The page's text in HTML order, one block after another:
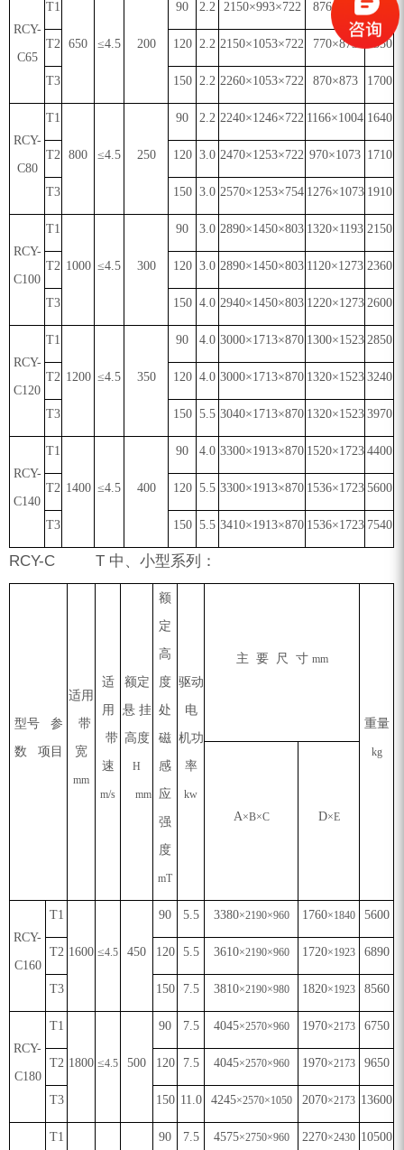
RCY-
C65
T1
650 ≤4.5 200
90 2.2 2150×993×722 876×805 1280
T2 120 2.2 2150×1053×722 770×873 1350
T3 150 2.2 2260×1053×722 870×873 1700
RCY-
C80
T1
800 ≤4.5 250
90 2.2 2240×1246×722 1166×1004 1640
T2 120 3.0 2470×1253×722 970×1073 1710
T3 150 3.0 2570×1253×754 1276×1073 1910
RCY-
C100
T1
1000 ≤4.5 300
90 3.0 2890×1450×803 1320×1193 2150
T2 120 3.0 2890×1450×803 1120×1273 2360
T3 150 4.0 2940×1450×803 1220×1273 2600
RCY-
C120
T1
1200 ≤4.5 350
90 4.0 3000×1713×870 1300×1523 2850
T2 120 4.0 3000×1713×870 1320×1523 3240
T3 150 5.5 3040×1713×870 1320×1523 3970
RCY-
C140
T1
1400 ≤4.5 400
90 4.0 3300×1913×870 1520×1723 4400
T2 120 5.5 3300×1913×870 1536×1723 5600
T3 150 5.5 3410×1913×870 1536×1723 7540
RCY-C T 中、小型系列：
型号 参
数 项目
适用
带
宽
mm
适
用
带
速
m/s
额定
悬 挂
高度
H
mm
额
定
高
度
处
磁
感
应
强
度
mT
驱动
电
机功
率
kw
主 要 尺 寸 mm
重量
kg
A×B×C D×E
RCY-
C160
T1
1600 ≤4.5 450
90 5.5 3380×2190×960 1760×1840 5600
T2 120 5.5 3610×2190×960 1720×1923 6890
T3 150 7.5 3810×2190×980 1820×1923 8560
RCY-
C180
T1
1800 ≤4.5 500
90 7.5 4045×2570×960 1970×2173 6750
T2 120 7.5 4045×2570×960 1970×2173 9650
T3 150 11.0 4245×2570×1050 2070×2173 13600
T1 90 7.5 4575×2750×960 2270×2430 10500